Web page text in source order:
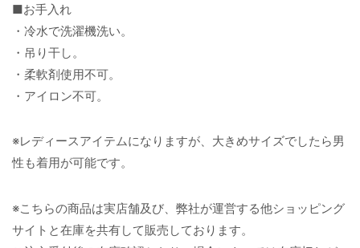
■お手入れ
・冷水で洗濯機洗い。
・吊り干し。
・柔軟剤使用不可。
・アイロン不可。
※レディースアイテムになりますが、大きめサイズでしたら男
性も着用が可能です。
※こちらの商品は実店舗及び、弊社が運営する他ショッピング
サイトと在庫を共有して販売しております。